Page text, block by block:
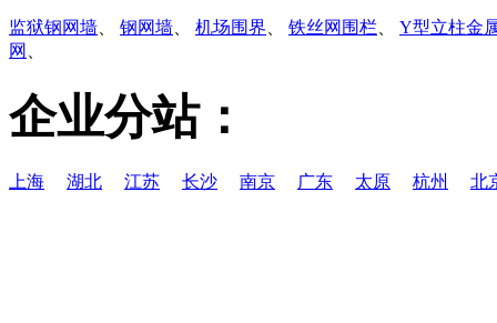
监狱钢网墙 钢网墙 机场围界 铁丝网围栏
Y型立柱金
网
企业分站：
上海 湖北 江苏 长沙 南京 广东 太原 杭州 北